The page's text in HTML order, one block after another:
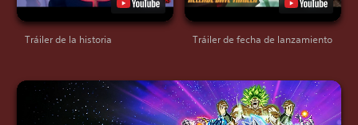
Tráiler de la historia Tráiler de fecha de lanzamiento